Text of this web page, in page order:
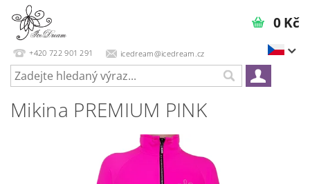
+420 722 901 291 icedream@icedream.cz
0 Kč
Mikina PREMIUM PINK